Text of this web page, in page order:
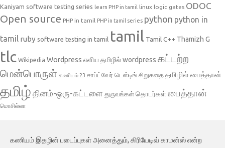
Kaniyam software testing series learn PHP in tamil linux logic gates ODOC
Open source PHP in tamil PHP in tamil series python python in
tamil ruby software testing in tamil tamil Tamil C++ Thamizh G
tlc Wikipedia Wordpress எளிய தமிழில் wordpress கட்டற்ற
மென்பொருள் கணியம் 23 சாப்ட்வேர் டெஸ்டிங் சிறுகதை தமிழில் பைத்தான்
தமிழ் தினம்-ஒரு-கட்டளை துருவங்கள் தொடர்கள்பைத்தான்
மொசில்லா
கணியம் இதழின் படைப்புகள் அனைத்தும், கிரியேடிவ் காமன்ஸ் என்ற